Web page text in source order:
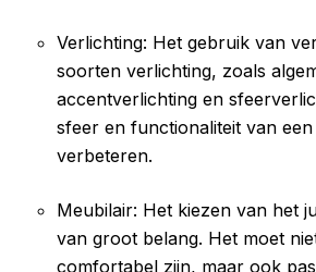
Verlichting: Het gebruik van
soorten verlichting, zoals
accentverlichting en
sfeer en functionaliteit van
verbeteren.
Meubilair: Het kiezen van het
van groot belang. Het moet
comfortabel zijn, maar ook